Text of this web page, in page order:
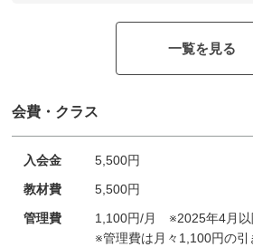
一覧を見る
会費・クラス
入会金
5,500円
教材費
5,500円
管理費
1,100円/月 ※2025年4月以
※管理費は月々1,100円の引